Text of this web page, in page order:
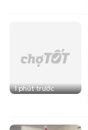
1 phút trước